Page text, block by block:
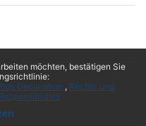
möchten, bestätigen Sie
Declaration
Rechte und